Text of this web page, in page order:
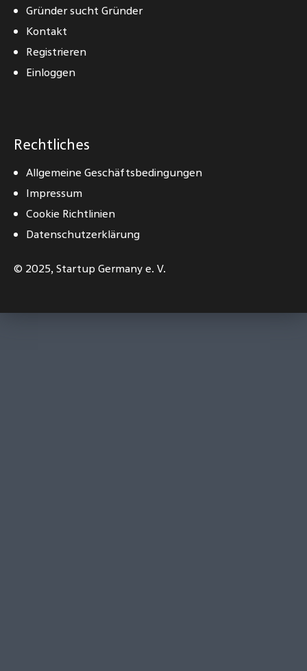
Gründer sucht Gründer
Kontakt
Registrieren
Einloggen
Rechtliches
Allgemeine Geschäftsbedingungen
Impressum
Cookie Richtlinien
Datenschutzerklärung
© 2025,Startup Germany e. V.